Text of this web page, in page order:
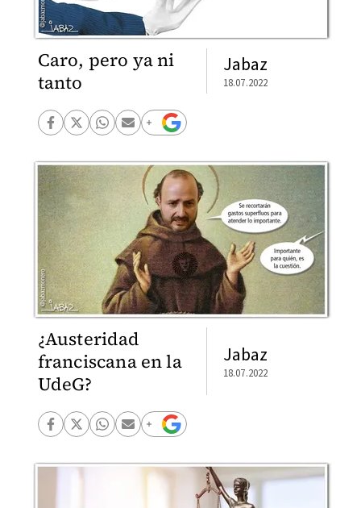
Caro, pero ya ni
tanto
Jabaz
18.07.2022
¿Austeridad
franciscana en la
UdeG?
Jabaz
18.07.2022